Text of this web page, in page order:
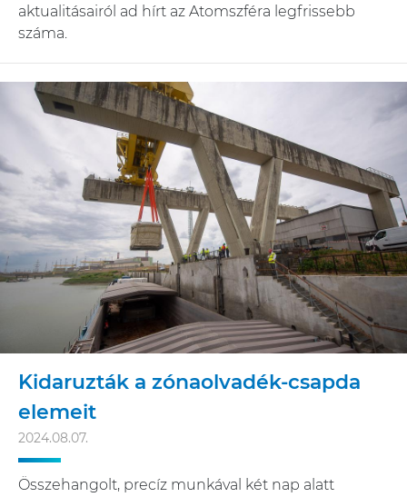
aktualitásairól ad hírt az Atomszféra legfrissebb
száma.
Kidaruzták a zónaolvadék-csapda
elemeit
2024.08.07.
Összehangolt, precíz munkával két nap alatt